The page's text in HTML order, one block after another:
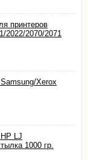
принтеров
2022/2070/2071
Xerox
LJ
1000 гр.